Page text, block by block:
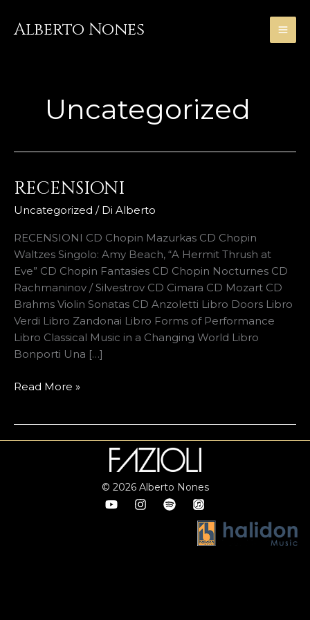
Alberto Nones
Uncategorized
RECENSIONI
Uncategorized / Di Alberto
RECENSIONI CD Chopin Mazurkas CD Chopin
Waltzes Singolo: Amy Beach, “A Hermit Thrush at
Eve” CD Chopin Fantasies CD Chopin Nocturnes CD
Rachmaninov / Silvestrov CD Cimara CD Mozart CD
Brahms Violin Sonatas CD Anzoletti Libro Doors Libro
Verdi Libro Zandonai Libro Forms of Performance
Libro Classical Music in a Changing World Libro
Bonporti Una […]
RECENSIONI
Read More »
© 2026 Alberto Nones